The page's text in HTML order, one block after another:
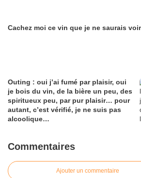
Cachez moi ce vin que je ne saurais
Outing : oui j’ai fumé par plaisir, oui
je bois du vin, de la bière un peu, des
spiritueux peu, par pur plaisir… pour
autant, c’est vérifié, je ne suis pas
alcoolique…
Commentaires
Ajouter un commentaire